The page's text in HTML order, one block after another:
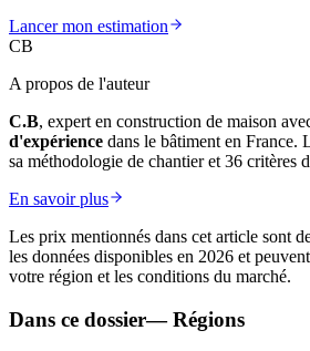
Lancer mon estimation
CB
A propos de l'auteur
C.B, expert en construction de maison
d'expérience dans le bâtiment en France.
sa méthodologie de chantier et 36 critères
En savoir plus
Les prix mentionnés dans cet article sont
les données disponibles en 2026 et
votre région et les conditions du marché.
Dans ce dossier—Régions